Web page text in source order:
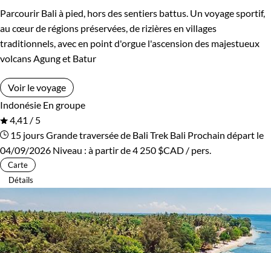
Parcourir Bali à pied, hors des sentiers battus. Un voyage sportif,
au cœur de régions préservées, de rizières en villages
traditionnels, avec en point d'orgue l'ascension des majestueux
volcans Agung et Batur
Voir le voyage
Indonésie En groupe
4,41 / 5
15 joursGrande traversée de Bali Trek Bali Prochain départ le
04/09/2026 Niveau : à partir de4 250 $CAD / pers.
Carte
Détails